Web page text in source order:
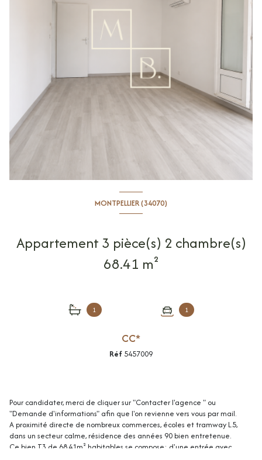
MONTPELLIER (34070)
Appartement 3 pièce(s) 2 chambre(s)
68.41 m²
1 1
CC*
Réf 5457009
Pour candidater, merci de cliquer sur "Contacter l'agence " ou
"Demande d'informations" afin que l'on revienne vers vous par mail.
A proximité directe de nombreux commerces, écoles et tramway L.5,
dans un secteur calme, résidence des années 90 bien entretenue.
Ce bien T3 de 68.41m² habitables se compose: d'une entrée avec